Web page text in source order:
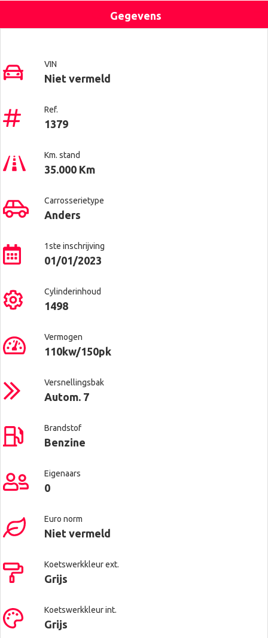
Gegevens
VIN
Niet vermeld
Ref.
1379
Km. stand
35.000 Km
Carrosserietype
Anders
1ste inschrijving
01/01/2023
Cylinderinhoud
1498
Vermogen
110kw/150pk
Versnellingsbak
Autom. 7
Brandstof
Benzine
Eigenaars
0
Euro norm
Niet vermeld
Koetswerkkleur ext.
Grijs
Koetswerkkleur int.
Grijs